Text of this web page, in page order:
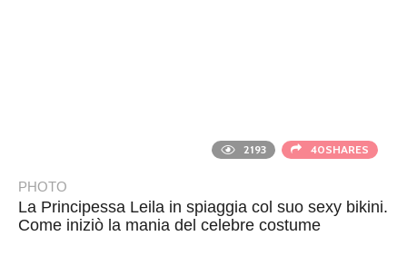
2193 40SHARES
PHOTO
La Principessa Leila in spiaggia col suo sexy bikini.
Come iniziò la mania del celebre costume